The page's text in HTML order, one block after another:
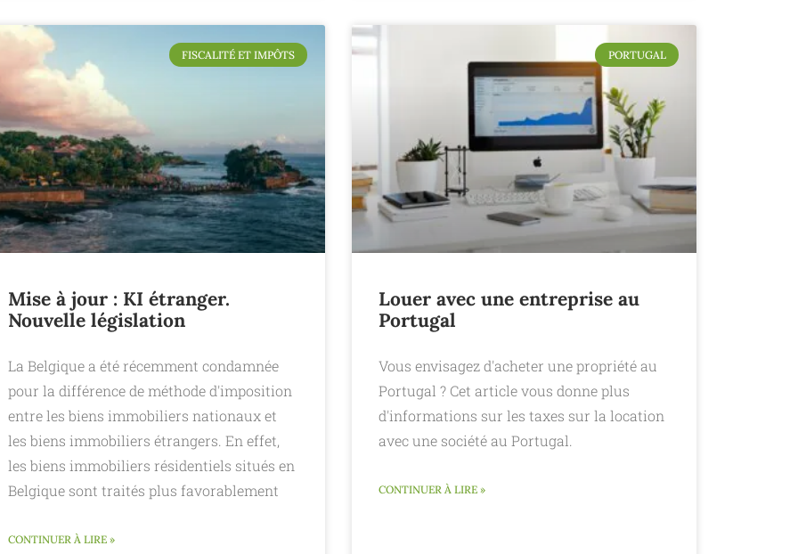
FISCALITÉ ET IMPÔTS
Mise à jour : KI étranger.
Nouvelle législation
La Belgique a été récemment condamnée
pour la différence de méthode d'imposition
entre les biens immobiliers nationaux et
les biens immobiliers étrangers. En effet,
les biens immobiliers résidentiels situés en
Belgique sont traités plus favorablement
CONTINUER À LIRE »
PORTUGAL
Louer avec une entreprise au
Portugal
Vous envisagez d'acheter une propriété au
Portugal ? Cet article vous donne plus
d'informations sur les taxes sur la location
avec une société au Portugal.
CONTINUER À LIRE »